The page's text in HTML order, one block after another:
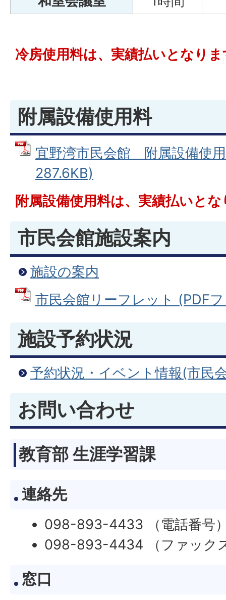
冷房使用料は、実績払いとなり
附属設備使用料
宜野湾市民会館 附属設備使
287.6KB)
附属設備使用料は、実績払いと
市民会館施設案内
施設の案内
市民会館リーフレット (PDF
施設予約状況
予約状況・イベント情報(市民
お問い合わせ
教育部 生涯学習課
連絡先
098-893-4433 （電話番号
098-893-4434 （ファック
窓口